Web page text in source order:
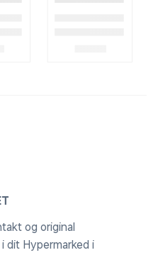
og original
dit Hypermarked i